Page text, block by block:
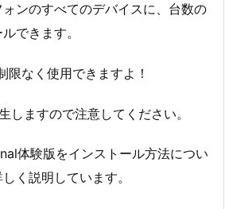
ンのすべてのデバイスに、台数の
できます。
限なく使用できますよ！
しますので注意してください。
体験版をインストール方法につい
く説明しています。